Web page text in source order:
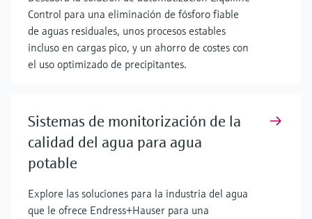
Control para una eliminación de fósforo fiable
de aguas residuales, unos procesos estables
incluso en cargas pico, y un ahorro de costes con
el uso optimizado de precipitantes.
Sistemas de monitorización de la
calidad del agua para agua
potable
Explore las soluciones para la industria del agua
que le ofrece Endress+Hauser para una